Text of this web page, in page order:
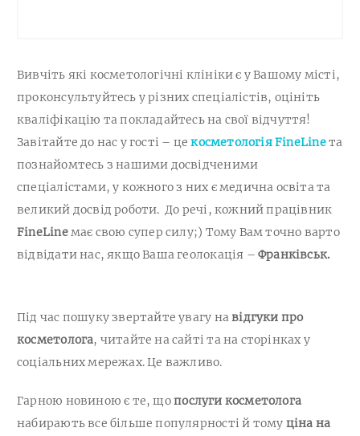
Вивчіть які косметологічні клініки є у Вашому місті,
проконсультуйтесь у різних спеціалістів, оцініть
кваліфікацію та покладайтесь на свої відчуття!
Завітайте до нас у гості – цекосметологія FineLineта
познайомтесь з нашими досвідченими
спеціалістами, у кожного з них є медична освіта та
великий досвід роботи. До речі, кожний працівник
FineLineмає свою супер силу;) Тому Вам точно варто
відвідати нас, якщо Ваша геолокація –Франківськ.
Під час пошуку звертайте увагу навідгуки про
косметолога, читайте на сайті та на сторінках у
соціальних мережах. Це важливо.
Гарною новиною є те, щопослуги косметолога
набирають все більше популярності й тому ціна на